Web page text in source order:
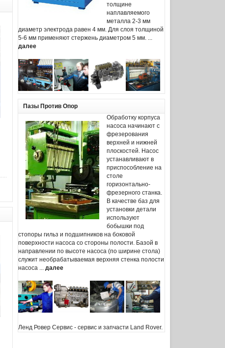
толщине
наплавляемого
металла 2-3 мм
диаметр электрода равен 4 мм. Для слоя толщиной
5-6 мм применяют стержень диаметром 5 мм. ...
далее
Пазы Против Опор
Обработку корпуса
насоса начинают с
фрезерования
верхней и нижней
плоскостей. Насос
устанавливают в
приспособление на
столе
горизонтально-
фрезерного станка.
В качестве баз для
установки детали
используют
бобышки под
стопоры гильз и подшипников на боковой
поверхности насоса со стороны полости. Базой в
направлении по высоте насоса (по ширине стола)
служит необрабатываемая верхняя стенка полости
насоса ... далее
Ленд Ровер Сервис - сервис и запчасти Land Rover.